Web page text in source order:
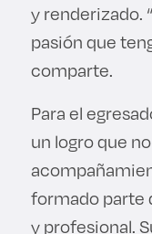
y renderizado.
pasión que
comparte.
Para el
un logro que
formado parte
y profesional.